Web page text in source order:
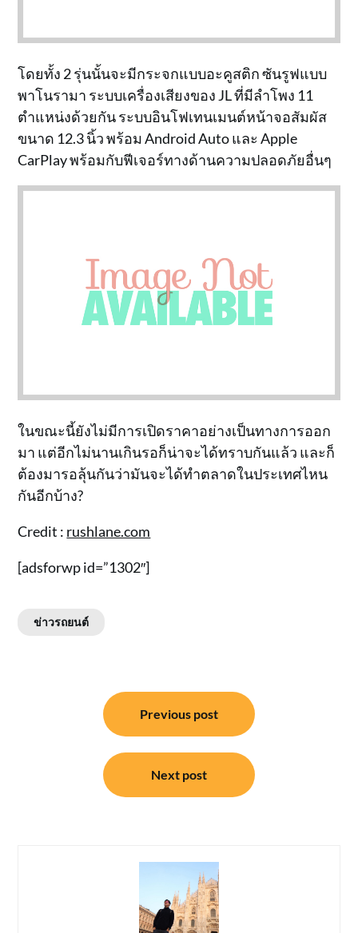
โดยทั้ง 2 รุ่นนั้นจะมีกระจกแบบอะคูสติก ซันรูฟแบบ
พาโนรามา ระบบเครื่องเสียงของ JL ที่มีลำโพง 11
ตำแหน่งด้วยกัน ระบบอินโฟเทนเมนต์หน้าจอสัมผัส
ขนาด 12.3 นิ้ว พร้อม Android Auto และ Apple
CarPlay พร้อมกับฟีเจอร์ทางด้านความปลอดภัยอื่นๆ
ในขณะนี้ยังไม่มีการเปิดราคาอย่างเป็นทางการออก
มา แต่อีกไม่นานเกินรอก็น่าจะได้ทราบกันแล้ว และก็
ต้องมารอลุ้นกันว่ามันจะได้ทำตลาดในประเทศไหน
กันอีกบ้าง?
Credit : rushlane.com
[adsforwp id=”1302″]
ข่าวรถยนต์
Previous post
Next post